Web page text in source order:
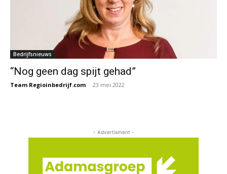
Bedrijfsnieuws
“Nog geen dag spijt gehad”
Team Regioinbedrijf.com - 23 mei 2022
- Advertisment -